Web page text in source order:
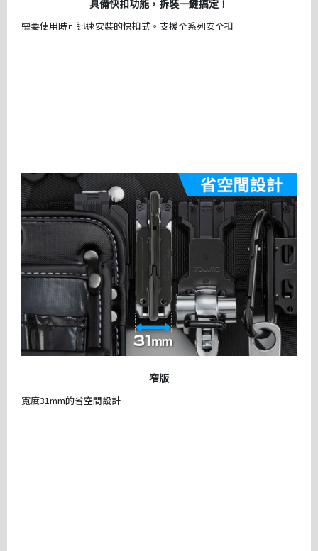
具備快扣功能，拆裝一鍵搞定！
需要使用時可迅速安裝的快扣式。支援全系列安全扣
窄版
寬度31mm的省空間設計